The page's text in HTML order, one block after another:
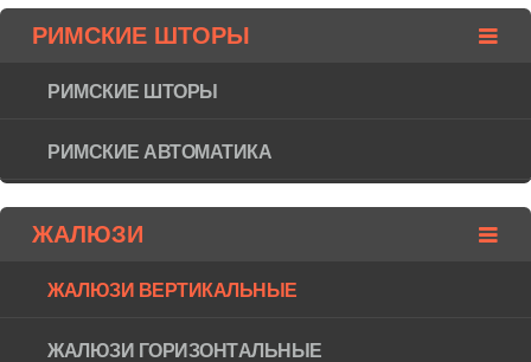
РИМСКИЕ ШТОРЫ
РИМСКИЕ ШТОРЫ
РИМСКИЕ АВТОМАТИКА
ЖАЛЮЗИ
ЖАЛЮЗИ ВЕРТИКАЛЬНЫЕ
ЖАЛЮЗИ ГОРИЗОНТAЛЬНЫЕ